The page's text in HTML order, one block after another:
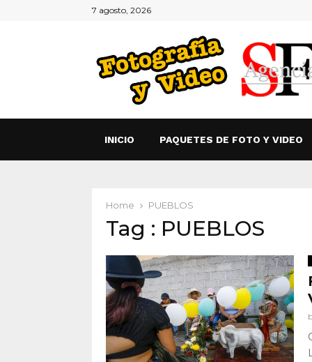
7 agosto, 2026
INICIO PAQUETES DE FOTO Y VIDEO
Home PUEBLOS
Tag : PUEBLOS